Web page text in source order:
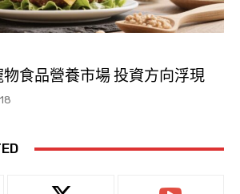
食品營養市場 投資方向浮現